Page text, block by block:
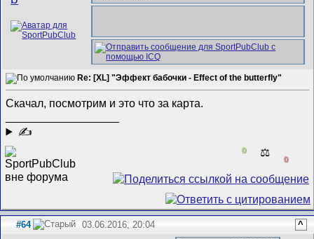
Re: [XL] "Эффект бабочки - Effect of the butterfly"
Скачал, посмотрим и это что за карта.
✍
0 ⚖️
0
#64 03.06.2016, 20:04 ^